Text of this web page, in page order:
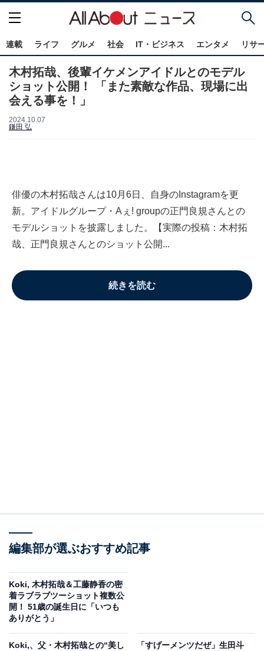
連載 ライフ グルメ 社会 IT・ビジネス エンタメ リサ
木村拓哉、後輩イケメンアイドルとのモデル
ショット公開！ 「また素敵な作品、現場に出
会える事を！」
2024.10.07
鎌田 弘
俳優の木村拓哉さんは10月6日、自身のInstagramを更
新。アイドルグループ・Aぇ! groupの正門良規さんとの
モデルショットを披露しました。【実際の投稿：木村拓
哉、正門良規さんとのショット公開...
続きを読む
編集部が選ぶおすすめ記事
Koki, 木村拓哉＆工藤静香の密
着ラブラブツーショット複数公
開！ 51歳の誕生日に「いつも
ありがとう」
Koki,、父・木村拓哉との“美し
「すげーメンツだぜ」生田斗